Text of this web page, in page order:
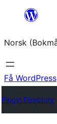
Hopp
innhold
Norsk
Få WordPress
Plugin Directory